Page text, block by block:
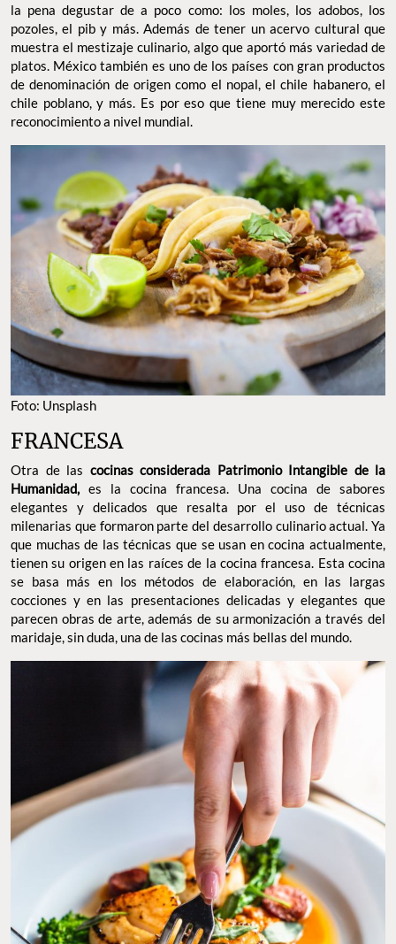
la pena degustar de a poco como: los moles, los adobos, los
pozoles, el pib y más. Además de tener un acervo cultural que
muestra el mestizaje culinario, algo que aportó más variedad de
platos. México también es uno de los países con gran productos
de denominación de origen como el nopal, el chile habanero, el
chile poblano, y más. Es por eso que tiene muy merecido este
reconocimiento a nivel mundial.
Foto: Unsplash
FRANCESA
Otra de las cocinas considerada Patrimonio Intangible de la
Humanidad, es la cocina francesa. Una cocina de sabores
elegantes y delicados que resalta por el uso de técnicas
milenarias que formaron parte del desarrollo culinario actual. Ya
que muchas de las técnicas que se usan en cocina actualmente,
tienen su origen en las raíces de la cocina francesa. Esta cocina
se basa más en los métodos de elaboración, en las largas
cocciones y en las presentaciones delicadas y elegantes que
parecen obras de arte, además de su armonización a través del
maridaje, sin duda, una de las cocinas más bellas del mundo.